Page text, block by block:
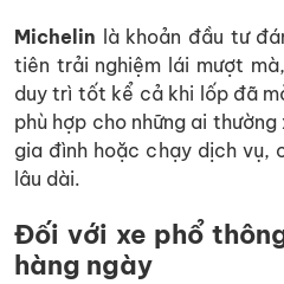
Michelin là khoản đầu tư
tiên trải nghiệm lái mượt
duy trì tốt kể cả khi lốp đã
phù hợp cho những ai
gia đình hoặc chạy dịch vụ,
lâu dài.
Đối với xe phổ
hàng ngày